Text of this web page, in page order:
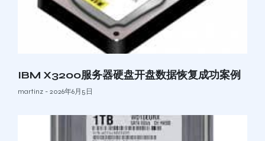
IBM X3200服务器硬盘开盘数据恢复成功案例
martinz 2026年6月5日